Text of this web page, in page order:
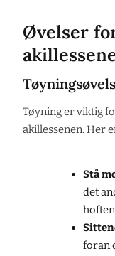
Øvelser
Tøyning er viktig
akillessenen. Her
Stå
det
foran